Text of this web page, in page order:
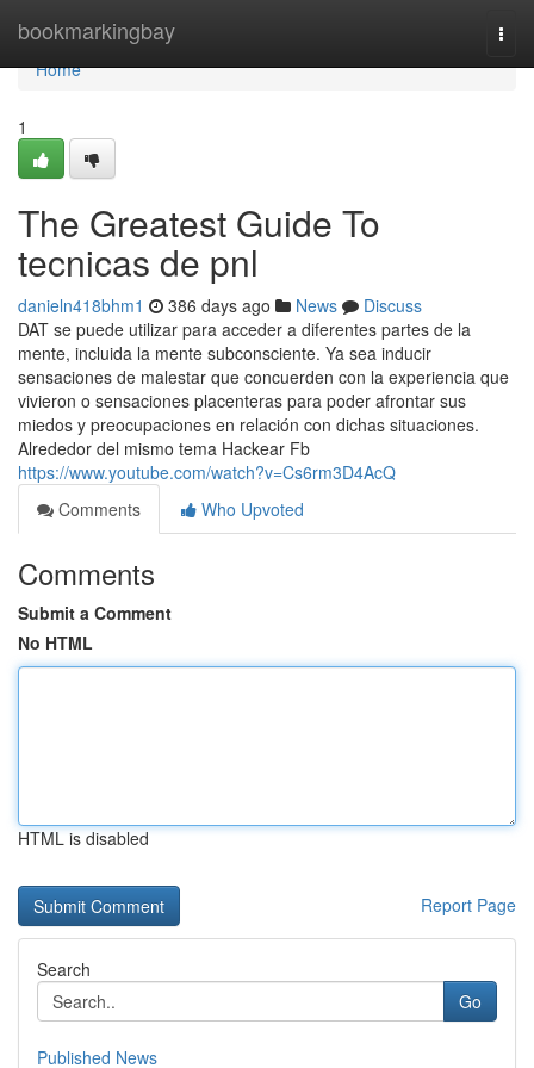
bookmarkingbay
Home
Home
1
The Greatest Guide To
tecnicas de pnl
danieln418bhm1 386 days ago News
Discuss
DAT se puede utilizar para acceder a diferentes partes de la
mente, incluida la mente subconsciente. Ya sea inducir
sensaciones de malestar que concuerden con la experiencia que
vivieron o sensaciones placenteras para poder afrontar sus
miedos y preocupaciones en relación con dichas situaciones.
Alrededor del mismo tema Hackear Fb
https://www.youtube.com/watch?v=Cs6rm3D4AcQ
Comments
Who Upvoted
Comments
Submit a Comment
No HTML
HTML is disabled
Report Page
Search
Go
Published News